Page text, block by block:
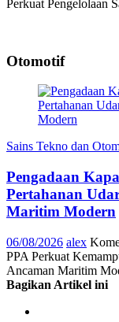
Perkuat Pengelolaan
Otomotif
Sains Tekno dan
Pengadaan
Pertahanan
Maritim Modern
06/08/2026 alex
PPA Perkuat
Ancaman Maritim
Bagikan Artikel ini